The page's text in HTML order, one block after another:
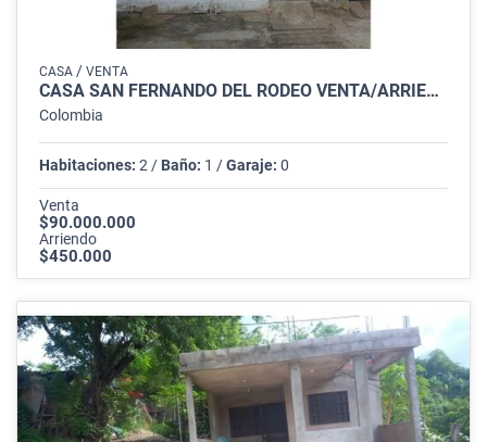
CASA / VENTA
CASA SAN FERNANDO DEL RODEO VENTA/ARRIENDO
Colombia
Habitaciones: 2 / Baño: 1 /Garaje: 0
Venta
$90.000.000
Arriendo
$450.000